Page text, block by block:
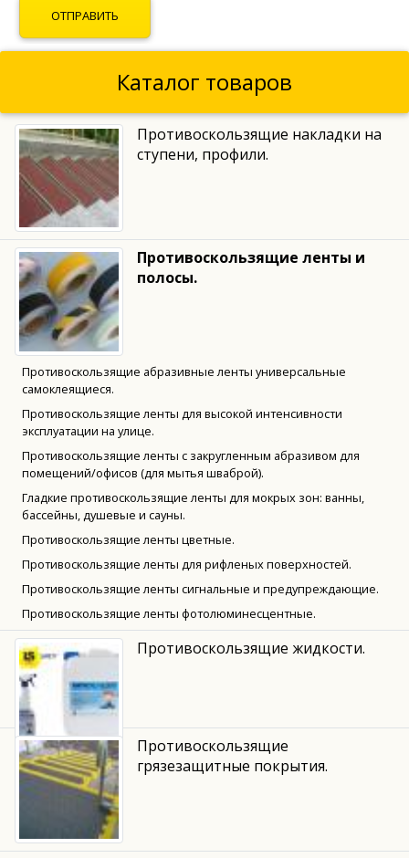
Каталог товаров
Противоскользящие накладки на
ступени, профили.
Противоскользящие ленты и
полосы.
Противоскользящие абразивные ленты универсальные
самоклеящиеся.
Противоскользящие ленты для высокой интенсивности
эксплуатации на улице.
Противоскользящие ленты с закругленным абразивом для
помещений/офисов (для мытья шваброй).
Гладкие противоскользящие ленты для мокрых зон: ванны,
бассейны, душевые и сауны.
Противоскользящие ленты цветные.
Противоскользящие ленты для рифленых поверхностей.
Противоскользящие ленты сигнальные и предупреждающие.
Противоскользящие ленты фотолюминесцентные.
Противоскользящие жидкости.
Противоскользящие
грязезащитные покрытия.